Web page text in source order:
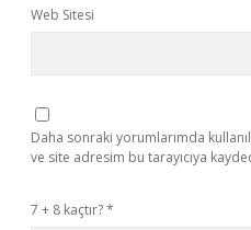
Web Sitesi
Daha sonraki yorumlarımda
ve site adresim bu tarayıcıya
7 + 8 kaçtır?*